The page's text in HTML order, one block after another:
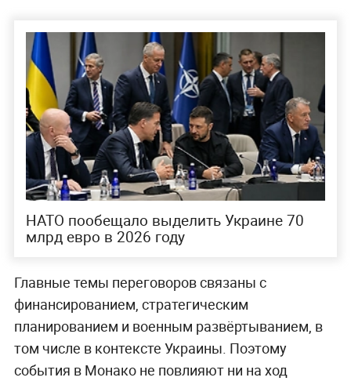
НАТО пообещало выделить Украине 70
млрд евро в 2026 году
Главные темы переговоров связаны с
финансированием, стратегическим
планированием и военным развёртыванием, в
том числе в контексте Украины. Поэтому
события в Монако не повлияют ни на ход